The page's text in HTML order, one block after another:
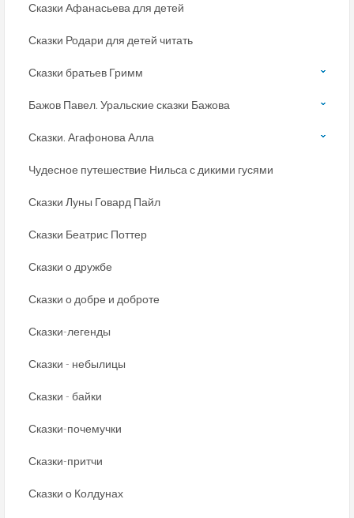
Сказки Афанасьева для детей
Сказки Родари для детей читать
Сказки братьев Гримм
Бажов Павел. Уральские сказки Бажова
Сказки. Агафонова Алла
Чудесное путешествие Нильса с дикими гусями
Сказки Луны Говард Пайл
Сказки Беатрис Поттер
Сказки о дружбе
Сказки о добре и доброте
Сказки-легенды
Сказки - небылицы
Сказки - байки
Сказки-почемучки
Сказки-притчи
Сказки о Колдунах